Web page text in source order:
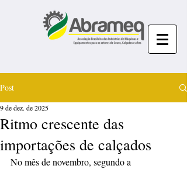
Post
Ritmo crescente das
importações de calçados
9 de dez. de 2025
No mês de novembro, segundo a